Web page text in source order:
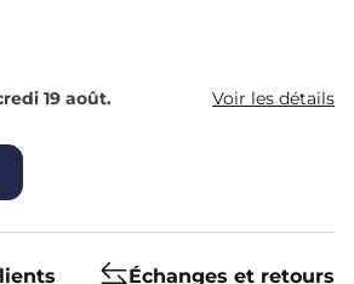
19 août. Voir les détails
Échanges et retours